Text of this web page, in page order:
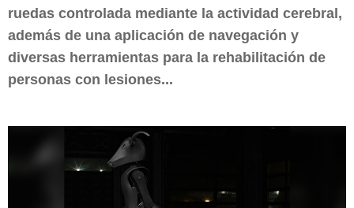
ruedas controlada mediante la actividad cerebral,
además de una aplicación de navegación y
diversas herramientas para la rehabilitación de
personas con lesiones...